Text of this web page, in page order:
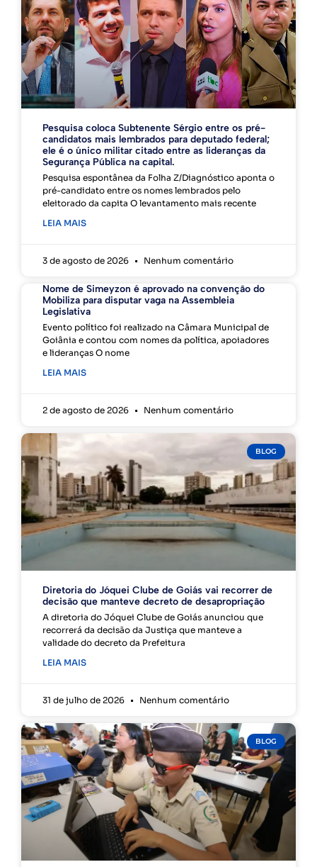
Pesquisa coloca Subtenente Sérgio entre os pré-
candidatos mais lembrados para deputado federal;
ele é o único militar citado entre as lideranças da
Segurança Pública na capital.
Pesquisa espontânea da Folha Z/Diagnóstico aponta o
pré-candidato entre os nomes lembrados pelo
eleitorado da capita O levantamento mais recente
LEIA MAIS
3 de agosto de 2026 Nenhum comentário
Nome de Simeyzon é aprovado na convenção do
Mobiliza para disputar vaga na Assembleia
Legislativa
Evento político foi realizado na Câmara Municipal de
Goiânia e contou com nomes da política, apoiadores
e lideranças O nome
LEIA MAIS
2 de agosto de 2026 Nenhum comentário
BLOG
Diretoria do Jóquei Clube de Goiás vai recorrer de
decisão que manteve decreto de desapropriação
A diretoria do Jóquei Clube de Goiás anunciou que
recorrerá da decisão da Justiça que manteve a
validade do decreto da Prefeitura
LEIA MAIS
31 de julho de 2026 Nenhum comentário
BLOG